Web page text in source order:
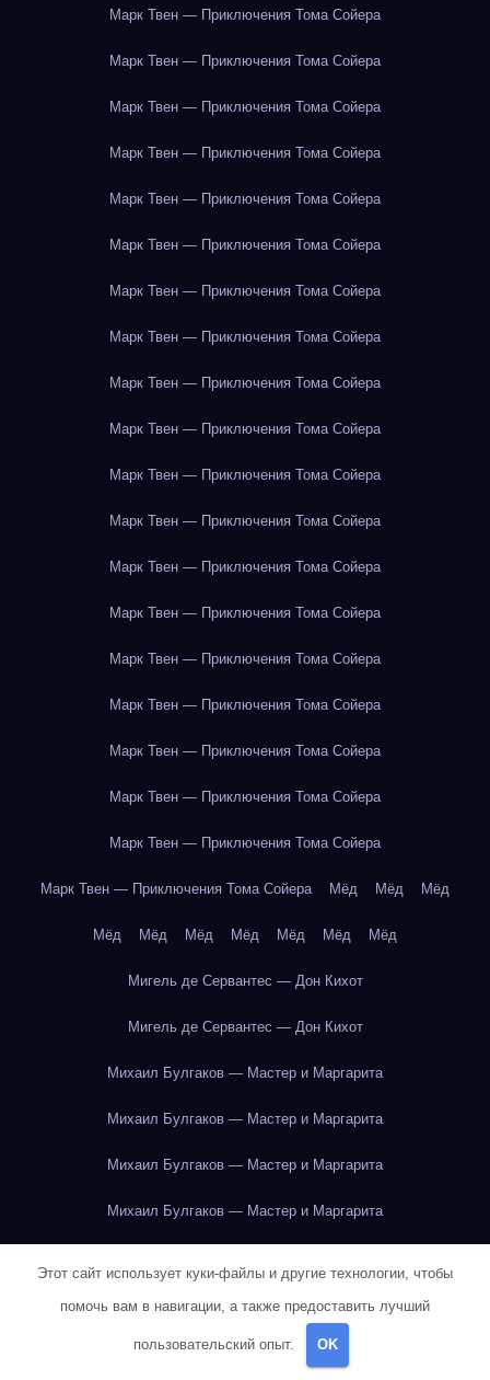
Марк Твен — Приключения Тома Сойера
Марк Твен — Приключения Тома Сойера
Марк Твен — Приключения Тома Сойера
Марк Твен — Приключения Тома Сойера
Марк Твен — Приключения Тома Сойера
Марк Твен — Приключения Тома Сойера
Марк Твен — Приключения Тома Сойера
Марк Твен — Приключения Тома Сойера
Марк Твен — Приключения Тома Сойера
Марк Твен — Приключения Тома Сойера
Марк Твен — Приключения Тома Сойера
Марк Твен — Приключения Тома Сойера
Марк Твен — Приключения Тома Сойера
Марк Твен — Приключения Тома Сойера
Марк Твен — Приключения Тома Сойера
Марк Твен — Приключения Тома Сойера
Марк Твен — Приключения Тома Сойера
Марк Твен — Приключения Тома Сойера
Марк Твен — Приключения Тома Сойера
Марк Твен — Приключения Тома Сойера Мёд Мёд Мёд
Мёд Мёд Мёд Мёд Мёд Мёд Мёд
Мигель де Сервантес — Дон Кихот
Мигель де Сервантес — Дон Кихот
Михаил Булгаков — Мастер и Маргарита
Михаил Булгаков — Мастер и Маргарита
Михаил Булгаков — Мастер и Маргарита
Михаил Булгаков — Мастер и Маргарита
Михаил Булгаков — Мастер и Маргарита
Михаил Булгаков — Мастер и Маргарита
Этот сайт использует куки-файлы и другие технологии, чтобы
помочь вам в навигации, а также предоставить лучший
пользовательский опыт. OK